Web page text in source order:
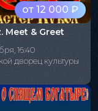
от 12 000 ₽
Meet & Greet
16:40
дворец культуры